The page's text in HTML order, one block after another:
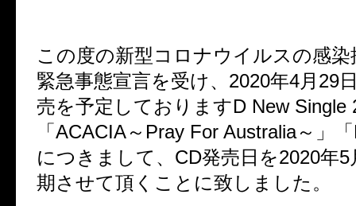
この度の新型コロナウイルスの感染
緊急事態宣言を受け、2020年4月29
売を予定しておりますD New Single
「ACACIA～Pray For Australia～」
につきまして、CD発売日を2020年5
期させて頂くことに致しました。